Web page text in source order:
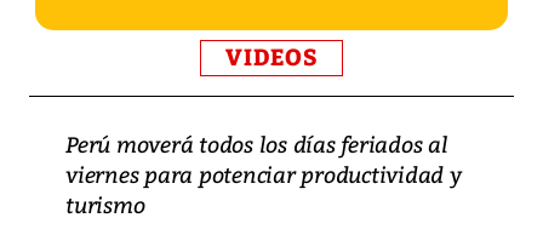
VIDEOS
Perú moverá todos los días feriados al
viernes para potenciar productividad y
turismo